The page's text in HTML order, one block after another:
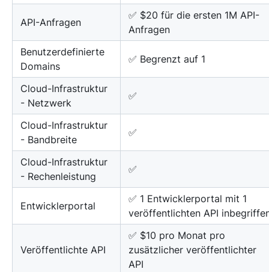
API-Anfragen
✅ $20 für die ersten 1M API-
Anfragen
Benutzerdefinierte
Domains
✅ Begrenzt auf 1
Cloud-Infrastruktur
- Netzwerk
✅
Cloud-Infrastruktur
- Bandbreite
✅
Cloud-Infrastruktur
- Rechenleistung
✅
Entwicklerportal
✅ 1 Entwicklerportal mit 1
veröffentlichten API
Veröffentlichte API
✅ $10 pro Monat pro
zusätzlicher veröffentlichter
API